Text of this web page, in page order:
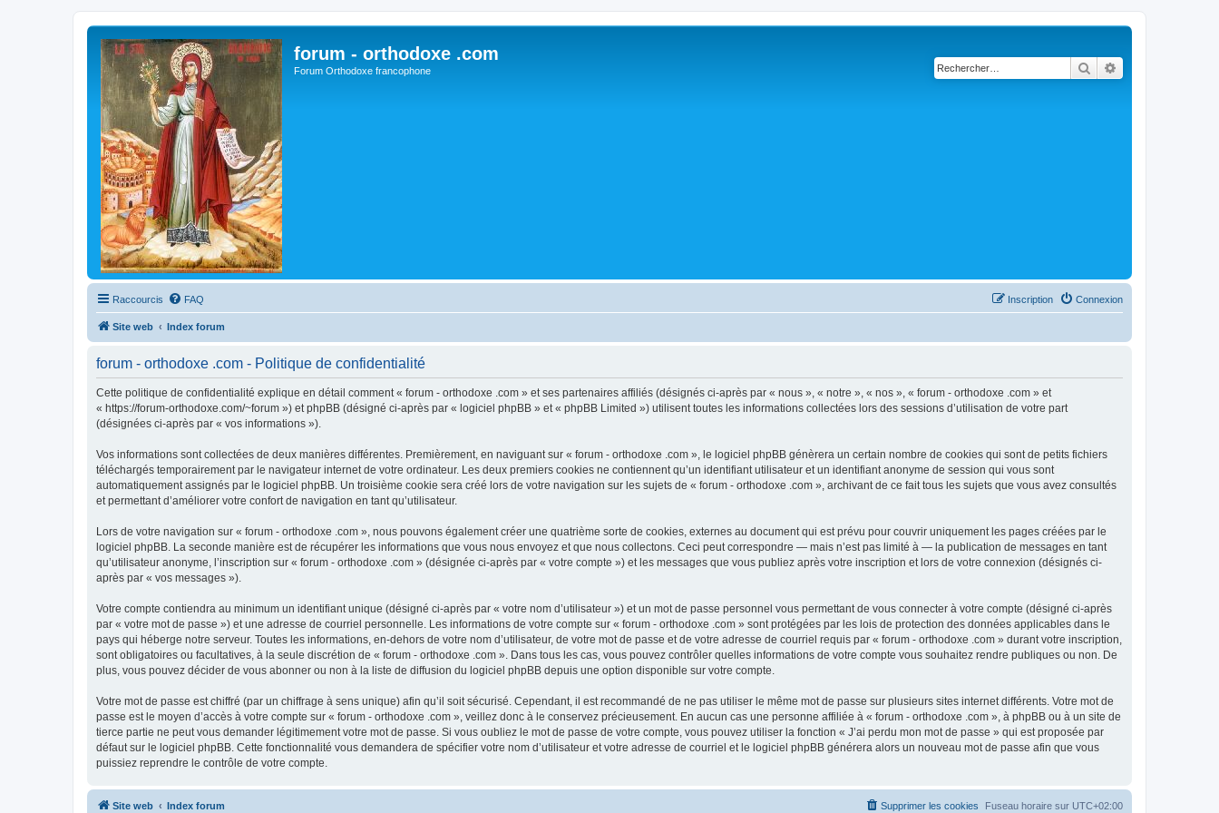
forum - orthodoxe .com
Forum Orthodoxe francophone Rechercher
Raccourcis FAQ Connexion
Inscription
Site web Index forum
forum - orthodoxe .com - Politique de confidentialité
Cette politique de confidentialité explique en détail comment « forum - orthodoxe .com » et ses partenaires affiliés (désignés ci-après par « nous », « notre », « nos », « forum - orthodoxe .com » et
« https://forum-orthodoxe.com/~forum ») et phpBB (désigné ci-après par « logiciel phpBB » et « phpBB Limited ») utilisent toutes les informations collectées lors des sessions d’utilisation de votre part
(désignées ci-après par « vos informations »).
Vos informations sont collectées de deux manières différentes. Premièrement, en naviguant sur « forum - orthodoxe .com », le logiciel phpBB génèrera un certain nombre de cookies qui sont de petits fichiers
téléchargés temporairement par le navigateur internet de votre ordinateur. Les deux premiers cookies ne contiennent qu’un identifiant utilisateur et un identifiant anonyme de session qui vous sont
automatiquement assignés par le logiciel phpBB. Un troisième cookie sera créé lors de votre navigation sur les sujets de « forum - orthodoxe .com », archivant de ce fait tous les sujets que vous avez consultés
et permettant d’améliorer votre confort de navigation en tant qu’utilisateur.
Lors de votre navigation sur « forum - orthodoxe .com », nous pouvons également créer une quatrième sorte de cookies, externes au document qui est prévu pour couvrir uniquement les pages créées par le
logiciel phpBB. La seconde manière est de récupérer les informations que vous nous envoyez et que nous collectons. Ceci peut correspondre — mais n’est pas limité à — la publication de messages en tant
qu’utilisateur anonyme, l’inscription sur « forum - orthodoxe .com » (désignée ci-après par « votre compte ») et les messages que vous publiez après votre inscription et lors de votre connexion (désignés ci-
après par « vos messages »).
Votre compte contiendra au minimum un identifiant unique (désigné ci-après par « votre nom d’utilisateur ») et un mot de passe personnel vous permettant de vous connecter à votre compte (désigné ci-après
par « votre mot de passe ») et une adresse de courriel personnelle. Les informations de votre compte sur « forum - orthodoxe .com » sont protégées par les lois de protection des données applicables dans le
pays qui héberge notre serveur. Toutes les informations, en-dehors de votre nom d’utilisateur, de votre mot de passe et de votre adresse de courriel requis par « forum - orthodoxe .com » durant votre inscription,
sont obligatoires ou facultatives, à la seule discrétion de « forum - orthodoxe .com ». Dans tous les cas, vous pouvez contrôler quelles informations de votre compte vous souhaitez rendre publiques ou non. De
plus, vous pouvez décider de vous abonner ou non à la liste de diffusion du logiciel phpBB depuis une option disponible sur votre compte.
Votre mot de passe est chiffré (par un chiffrage à sens unique) afin qu’il soit sécurisé. Cependant, il est recommandé de ne pas utiliser le même mot de passe sur plusieurs sites internet différents. Votre mot de
passe est le moyen d’accès à votre compte sur « forum - orthodoxe .com », veillez donc à le conservez précieusement. En aucun cas une personne affiliée à « forum - orthodoxe .com », à phpBB ou à un site de
tierce partie ne peut vous demander légitimement votre mot de passe. Si vous oubliez le mot de passe de votre compte, vous pouvez utiliser la fonction « J’ai perdu mon mot de passe » qui est proposée par
défaut sur le logiciel phpBB. Cette fonctionnalité vous demandera de spécifier votre nom d’utilisateur et votre adresse de courriel et le logiciel phpBB générera alors un nouveau mot de passe afin que vous
puissiez reprendre le contrôle de votre compte.
Site web Index forum Fuseau horaire sur UTC+02:00
Supprimer les cookies